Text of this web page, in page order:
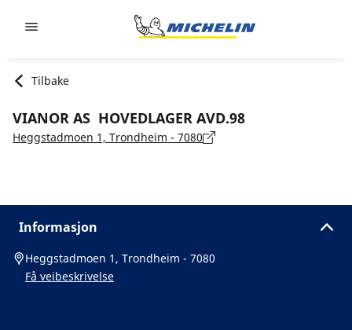
Tilbake
VIANOR AS HOVEDLAGER AVD.98
Heggstadmoen 1, Trondheim - 7080
Informasjon
Heggstadmoen 1, Trondheim - 7080
Få veibeskrivelse